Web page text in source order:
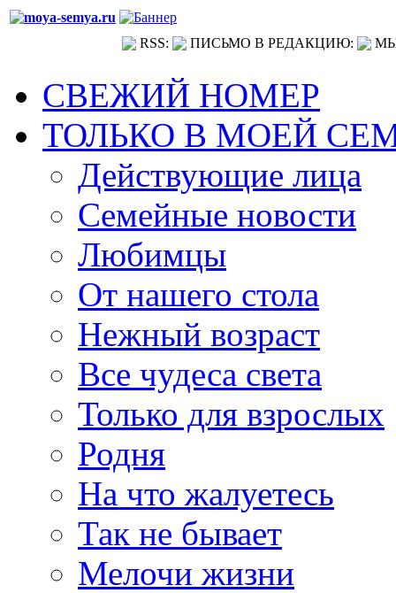
RSS: ПИСЬМО В РЕДАКЦИЮ:
СВЕЖИЙ НОМЕР
ТОЛЬКО В МОЕЙ
Действующие лица
Семейные новости
Любимцы
От нашего стола
Нежный возраст
Все чудеса света
Только для взрослых
Родня
На что жалуетесь
Так не бывает
Мелочи жизни